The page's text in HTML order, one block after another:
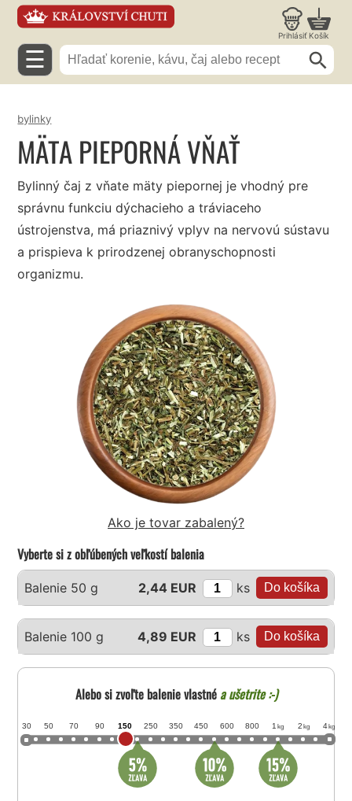
Prihlásiť Košík
☰
bylinky
MÄTA PIEPORNÁ VŇAŤ
Bylinný čaj z vňate mäty piepornej je vhodný pre
správnu funkciu dýchacieho a tráviaceho
ústrojenstva, má priaznivý vplyv na nervovú sústavu
a prispieva k prirodzenej obranyschopnosti
organizmu.
Ako je tovar zabalený?
Vyberte si z obľúbených veľkostí balenia
Balenie 50 g 2,44 EUR ks
Balenie 100 g 4,89 EUR ks
Alebo si zvoľte balenie vlastnéa ušetrite :-)
30 50 70 90 150 250 350 450 600 800 1 kg 2 kg 4 kg